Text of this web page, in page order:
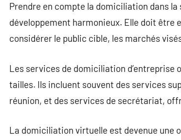
Prendre en compte la domiciliation dans
développement harmonieux. Elle doit être
considérer le public cible, les marchés
Les services de domiciliation
tailles. Ils incluent souvent des services
réunion, et des services de secrétariat,
La domiciliation virtuelle est devenue une